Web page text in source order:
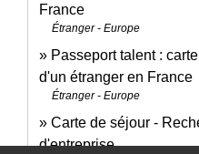
France
Étranger - Europe
Passeport talent :
d'un étranger en France
Étranger - Europe
Carte de séjour -
d'entreprise